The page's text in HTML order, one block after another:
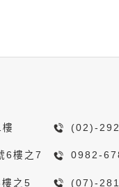
(02)-
6樓之7 0982-
之5 (07)-